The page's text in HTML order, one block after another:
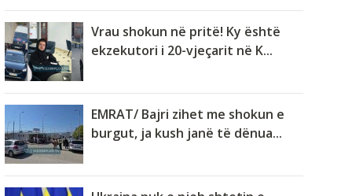
Vrau shokun në pritë! Ky është
ekzekutori i 20-vjeçarit në K...
EMRAT/ Bajri zihet me shokun e
burgut, ja kush janë të dënua...